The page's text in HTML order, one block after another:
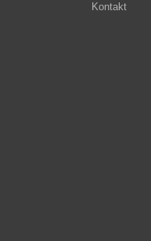
Kontakt